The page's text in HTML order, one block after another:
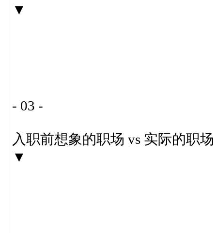
▼
- 03 -
入职前想象的职场 vs 实际的职场
▼